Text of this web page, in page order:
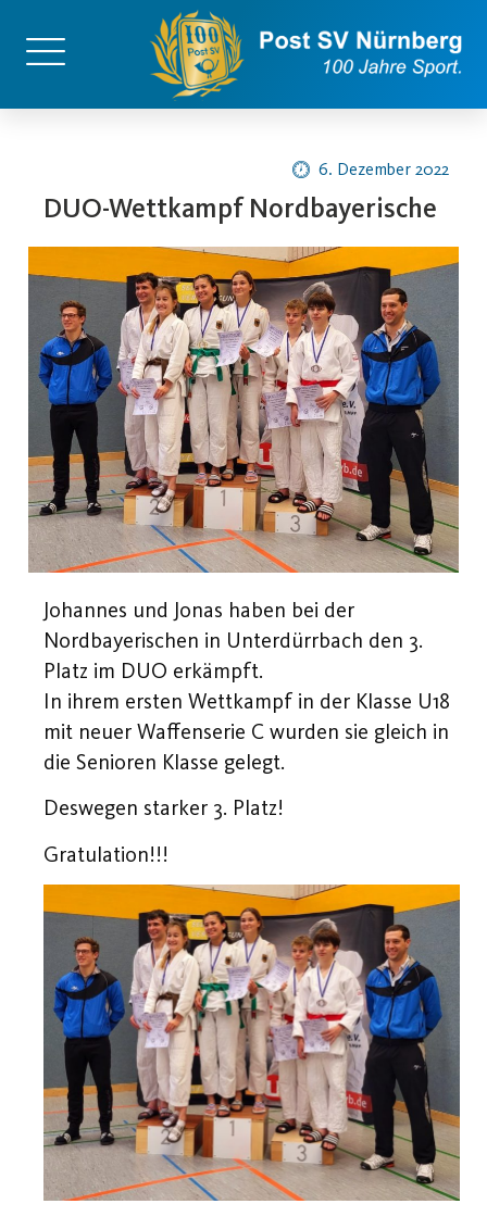
6. Dezember 2022
DUO-Wettkampf Nordbayerische
Johannes und Jonas haben bei der
Nordbayerischen in Unterdürrbach den 3.
Platz im DUO erkämpft.
In ihrem ersten Wettkampf in der Klasse U18
mit neuer Waffenserie C wurden sie gleich in
die Senioren Klasse gelegt.
Deswegen starker 3. Platz!
Gratulation!!!